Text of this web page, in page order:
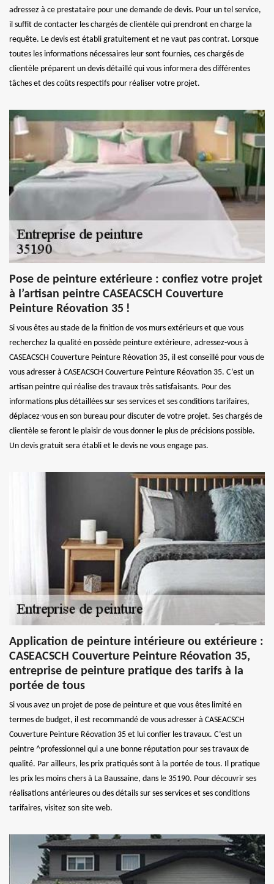
adressez à ce prestataire pour une demande de devis. Pour un tel service,
il suffit de contacter les chargés de clientèle qui prendront en charge la
requête. Le devis est établi gratuitement et ne vaut pas contrat. Lorsque
toutes les informations nécessaires leur sont fournies, ces chargés de
clientèle préparent un devis détaillé qui vous informera des différentes
tâches et des coûts respectifs pour réaliser votre projet.
Pose de peinture extérieure : confiez votre projet
à l’artisan peintre CASEACSCH Couverture
Peinture Réovation 35 !
Si vous êtes au stade de la finition de vos murs extérieurs et que vous
recherchez la qualité en possède peinture extérieure, adressez-vous à
CASEACSCH Couverture Peinture Réovation 35, il est conseillé pour vous de
vous adresser à CASEACSCH Couverture Peinture Réovation 35. C’est un
artisan peintre qui réalise des travaux très satisfaisants. Pour des
informations plus détaillées sur ses services et ses conditions tarifaires,
déplacez-vous en son bureau pour discuter de votre projet. Ses chargés de
clientèle se feront le plaisir de vous donner le plus de précisions possible.
Un devis gratuit sera établi et le devis ne vous engage pas.
Application de peinture intérieure ou extérieure :
CASEACSCH Couverture Peinture Réovation 35,
entreprise de peinture pratique des tarifs à la
portée de tous
Si vous avez un projet de pose de peinture et que vous êtes limité en
termes de budget, il est recommandé de vous adresser à CASEACSCH
Couverture Peinture Réovation 35 et lui confier les travaux. C’est un
peintre ^professionnel qui a une bonne réputation pour ses travaux de
qualité. Par ailleurs, les prix pratiqués sont à la portée de tous. Il pratique
les prix les moins chers à La Baussaine, dans le 35190. Pour découvrir ses
réalisations antérieures ou des détails sur ses services et ses conditions
tarifaires, visitez son site web.